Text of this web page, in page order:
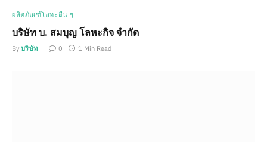
ผลิตภัณฑ์โลหะอื่น ๆ
บริษัท บ. สมบุญ โลหะกิจ จำกัด
By บริษัท 0 1 Min Read